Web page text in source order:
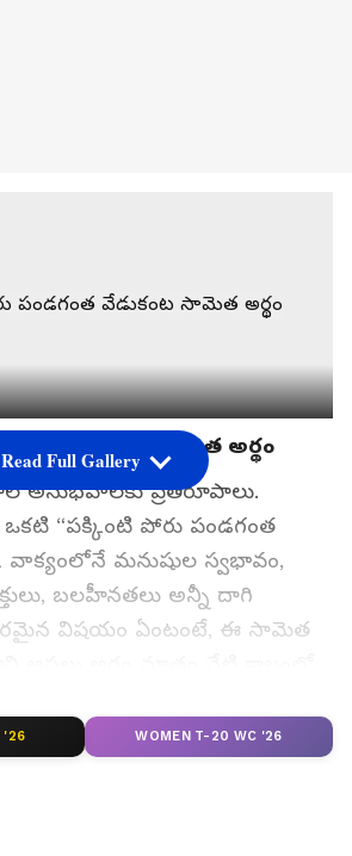
వేడుకంట సామెత అర్థం
అనుభవాలకు ప్రతిరూపాలు.
“పక్కింటి పోరు పండగంత
వాక్యంలోనే మనుషుల స్వభావం,
బలహీనతలు అన్నీ దాగి
విషయం ఏంటంటే, ఈ సామెత
Read Full Gallery
'26 WOMEN T-20 WC '26